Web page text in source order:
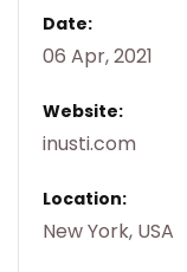
Date:
06 Apr, 2021
Website:
inusti.com
Location:
New York, USA